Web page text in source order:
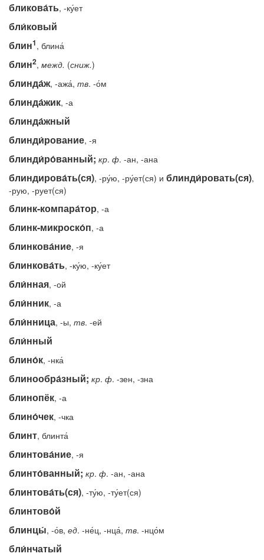
бликова́ть, -ку́ет
бли́ковый
блин1, блина́
блин2, межд. (сниж.)
блинда́ж, -ажа́, тв. -о́м
блинда́жик, -а
блинда́жный
блинди́рование, -я
блинди́ро́ванный; кр. ф. -ан, -ана
блиндирова́ть(ся), -ру́ю, -ру́ет(ся) и блинди́ровать(ся),
-рую, -рует(ся)
блинк-компара́тор, -а
блинк-микроско́п, -а
блинкова́ние, -я
блинкова́ть, -ку́ю, -ку́ет
бли́нная, -ой
бли́нник, -а
бли́нница, -ы, тв. -ей
бли́нный
блино́к, -нка́
блинообра́зный; кр. ф. -зен, -зна
блинопёк, -а
блино́чек, -чка
блинт, блинта́
блинтова́ние, -я
блинто́ванный; кр. ф. -ан, -ана
блинтова́ть(ся), -ту́ю, -ту́ет(ся)
блинтово́й
блинцы́, -о́в, ед. -не́ц, -нца́, тв. -нцо́м
бли́нчатый